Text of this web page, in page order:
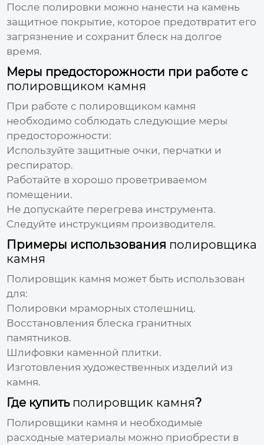
После полировки можно нанести на камень
защитное покрытие, которое предотвратит его
загрязнение и сохранит блеск на долгое
время.
Меры предосторожности при работе с
полировщиком камня
При работе с полировщиком камня
необходимо соблюдать следующие меры
предосторожности:
Используйте защитные очки, перчатки и
респиратор.
Работайте в хорошо проветриваемом
помещении.
Не допускайте перегрева инструмента.
Следуйте инструкциям производителя.
Примеры использования полировщика
камня
Полировщик камня может быть использован
для:
Полировки мраморных столешниц.
Восстановления блеска гранитных
памятников.
Шлифовки каменной плитки.
Изготовления художественных изделий из
камня.
Где купить полировщик камня?
Полировщики камня и необходимые
расходные материалы можно приобрести в